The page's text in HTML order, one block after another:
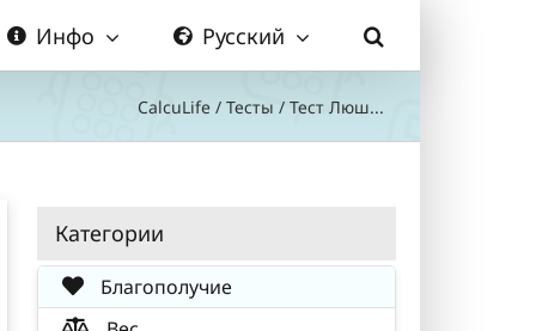
Инфо Русский
CalcuLife / Тесты / Тест Люш...
Категории
Благополучие